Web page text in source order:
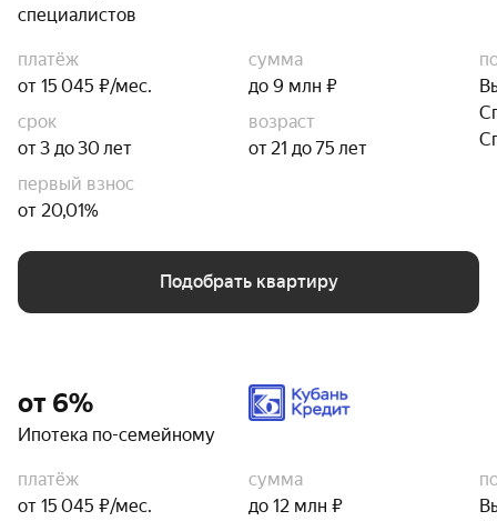
специалистов
платёж
от 15 045 ₽/мес.
сумма
до 9 млн ₽
срок
от 3 до 30 лет
возраст
от 21 до 75 лет
первый взнос
от 20,01%
Подобрать квартиру
от 6%
Ипотека по-семейному
платёж
от 15 045 ₽/мес.
сумма
до 12 млн ₽